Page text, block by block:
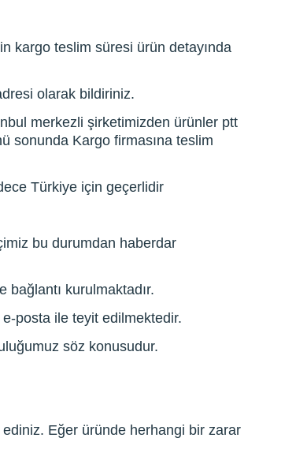
kargo teslim süresi ürün detayında
olarak bildiriniz.
merkezli şirketimizden ürünler ptt
sonunda Kargo firmasına teslim
Türkiye için geçerlidir
bu durumdan haberdar
kurulmaktadır.
posta ile teyit edilmektedir.
söz konusudur.
ediniz. Eğer üründe herhangi bir zarar